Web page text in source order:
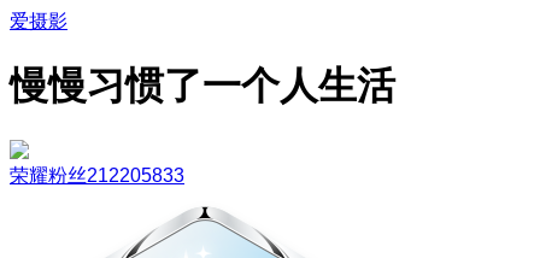
爱摄影
慢慢习惯了一个人生活
荣耀粉丝212205833